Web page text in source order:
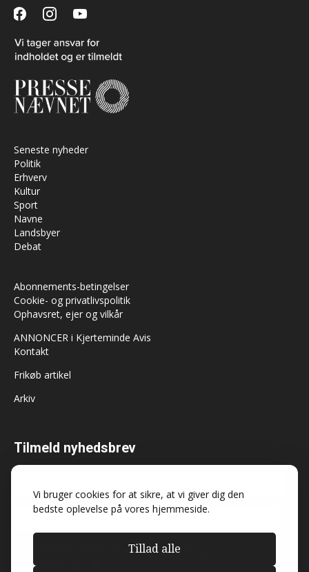
Vi bruger cookies for at sikre, at vi giver dig den
bedste oplevelse på vores hjemmeside.
Tillad alle
facebookinstagramyoutube
Seneste nyheder
Politik
Erhverv
Kultur
Sport
Navne
Landsbyer
Debat
Abonnements-betingelser
Cookie- og privatlivspolitik
Ophavsret, ejer og vilkår
ANNONCER i Kjerteminde Avis
Kontakt
Frikøb artikel
Arkiv
Tilmeld nyhedsbrev
Må Kjerteminde Avis sende dig nyheder og
markedsføring?